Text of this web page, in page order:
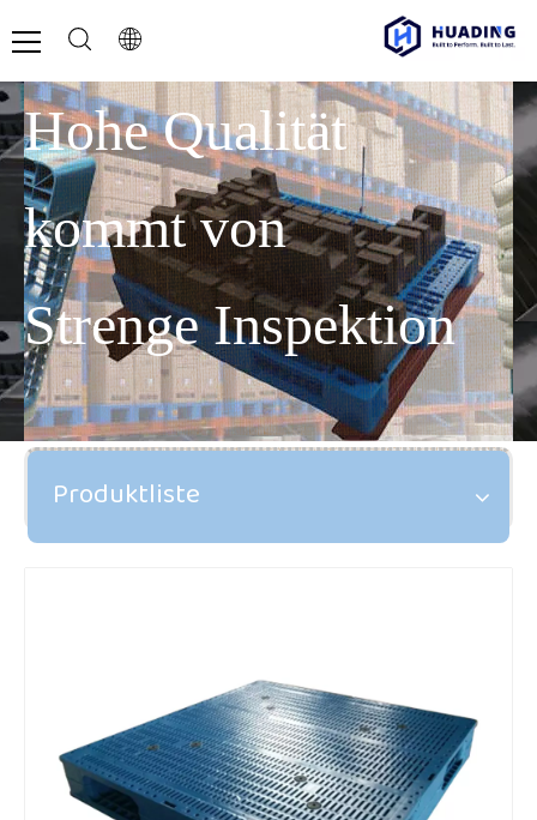
Hohe Qualität
kommt von
Strenge Inspektion
Produktliste